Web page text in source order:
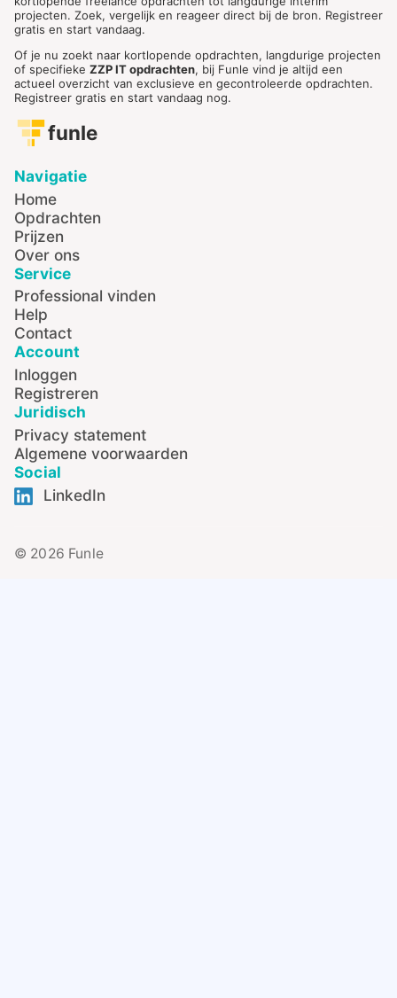
projecten. Zoek, vergelijk en reageer direct bij de bron. Registreer
gratis en start vandaag.
Of je nu zoekt naar kortlopende opdrachten, langdurige projecten
of specifieke ZZP IT opdrachten, bij Funle vind je altijd een
actueel overzicht van exclusieve en gecontroleerde opdrachten.
Registreer gratis en start vandaag nog.
funle
Navigatie
Home
Opdrachten
Prijzen
Over ons
Service
Professional vinden
Help
Contact
Account
Inloggen
Registreren
Juridisch
Privacy statement
Algemene voorwaarden
Social
LinkedIn
© 2026 Funle